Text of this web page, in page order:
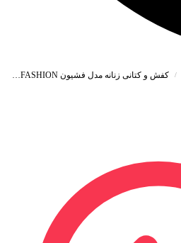
/ کفش و کتانی زنانه مدل فشیون FASHION رنگ مشکی کد M317